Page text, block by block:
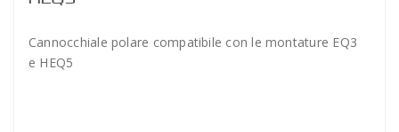
Cannocchiale polare compatibile con le montature EQ3
e HEQ5